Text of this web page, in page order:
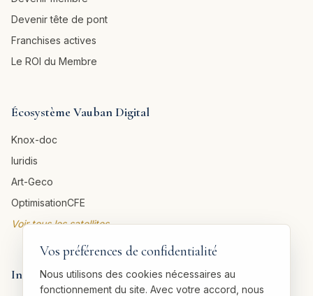
Devenir tête de pont
Franchises actives
Le ROI du Membre
Écosystème Vauban Digital
Knox-doc
Iuridis
Art-Geco
OptimisationCFE
Voir tous les satellites →
Informations légales
Vos préférences de confidentialité
Nous utilisons des cookies nécessaires au
fonctionnement du site. Avec votre accord, nous